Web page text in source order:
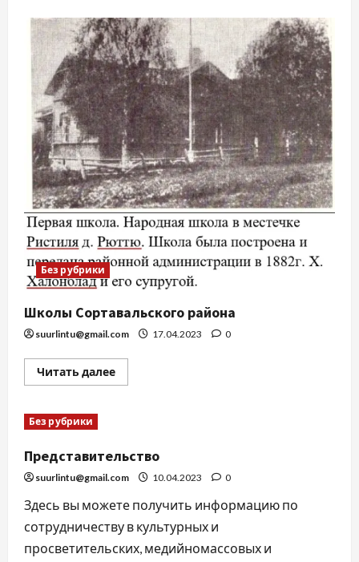
Без рубрики
Школы Сортавальского района
suurlintu@gmail.com 17.04.2023 0
Читать далее
Без рубрики
Представительство
suurlintu@gmail.com 10.04.2023 0
Здесь вы можете получить информацию по
сотрудничеству в культурных и
просветительских, медийномассовых и